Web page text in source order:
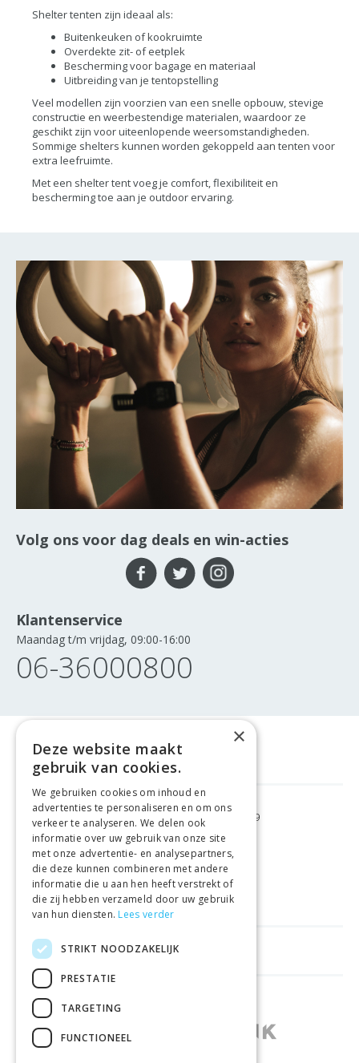
Shelter tenten zijn ideaal als:
Buitenkeuken of kookruimte
Overdekte zit- of eetplek
Bescherming voor bagage en materiaal
Uitbreiding van je tentopstelling
Veel modellen zijn voorzien van een snelle opbouw, stevige
constructie en weerbestendige materialen, waardoor ze
geschikt zijn voor uiteenlopende weersomstandigheden.
Sommige shelters kunnen worden gekoppeld aan tenten voor
extra leefruimte.
Met een shelter tent voeg je comfort, flexibiliteit en
bescherming toe aan je outdoor ervaring.
Volg ons voor dag deals en win-acties
Klantenservice
Maandag t/m vrijdag, 09:00-16:00
06-36000800
GRATIS VERZENDING VANAF €99
GEMAKKELIJKRETOURNEREN
LAAGSTEPRIJSGARANTIE
HANDIGE LINKS
WINKELS IN ANDERE LANDEN
×
Deze website maakt
gebruik van cookies.
We gebruiken cookies om inhoud en
advertenties te personaliseren en om ons
verkeer te analyseren. We delen ook
informatie over uw gebruik van onze site
met onze advertentie- en analysepartners,
die deze kunnen combineren met andere
informatie die u aan hen heeft verstrekt of
die zij hebben verzameld door uw gebruik
van hun diensten. Lees verder
STRIKT NOODZAKELIJK
PRESTATIE
TARGETING
FUNCTIONEEL